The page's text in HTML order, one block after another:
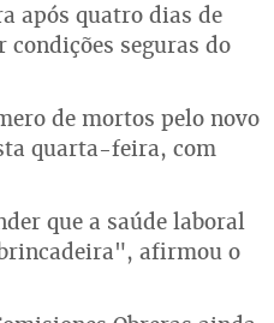
após quatro dias de
seguras do
de mortos pelo novo
quarta-feira, com
que a saúde laboral
afirmou o